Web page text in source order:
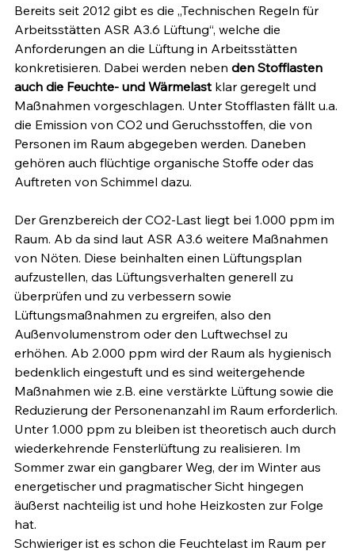
Bereits seit 2012 gibt es die „Technischen Regeln für
Arbeitsstätten ASR A3.6 Lüftung“, welche die
Anforderungen an die Lüftung in Arbeitsstätten
konkretisieren. Dabei werden neben den Stofflasten
auch die Feuchte- und Wärmelast klar geregelt und
Maßnahmen vorgeschlagen. Unter Stofflasten fällt u.a.
die Emission von CO2 und Geruchsstoffen, die von
Personen im Raum abgegeben werden. Daneben
gehören auch flüchtige organische Stoffe oder das
Auftreten von Schimmel dazu.
Der Grenzbereich der CO2-Last liegt bei 1.000 ppm im
Raum. Ab da sind laut ASR A3.6 weitere Maßnahmen
von Nöten. Diese beinhalten einen Lüftungsplan
aufzustellen, das Lüftungsverhalten generell zu
überprüfen und zu verbessern sowie
Lüftungsmaßnahmen zu ergreifen, also den
Außenvolumenstrom oder den Luftwechsel zu
erhöhen. Ab 2.000 ppm wird der Raum als hygienisch
bedenklich eingestuft und es sind weitergehende
Maßnahmen wie z.B. eine verstärkte Lüftung sowie die
Reduzierung der Personenanzahl im Raum erforderlich.
Unter 1.000 ppm zu bleiben ist theoretisch auch durch
wiederkehrende Fensterlüftung zu realisieren. Im
Sommer zwar ein gangbarer Weg, der im Winter aus
energetischer und pragmatischer Sicht hingegen
äußerst nachteilig ist und hohe Heizkosten zur Folge
hat.
Schwieriger ist es schon die Feuchtelast im Raum per